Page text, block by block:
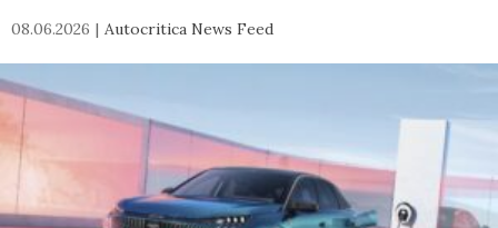
08.06.2026 Autocritica News Feed